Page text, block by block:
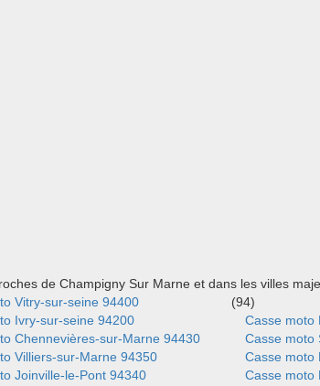
de Champigny Sur Marne et dans les villes
(94)
Vitry-sur-seine 94400
Ivry-sur-seine 94200
Casse moto
Chennevières-sur-Marne 94430
Casse moto
Villiers-sur-Marne 94350
Casse moto
Joinville-le-Pont 94340 Casse moto